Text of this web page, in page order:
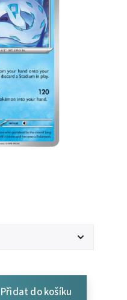
Přidat do košíku